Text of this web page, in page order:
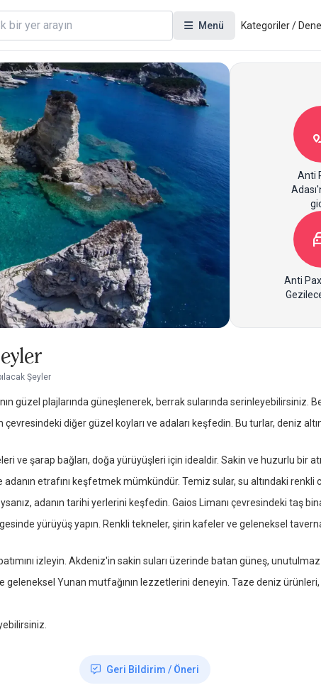
Menü Kategoriler /
Anti
Anti
Şeyler
güzel plajlarında güneşlenerek, berrak sularında serinleyebilirsiniz.
çevresindeki diğer güzel koyları ve adaları keşfedin. Bu turlar, deniz
ve şarap bağları, doğa yürüyüşleri için idealdir. Sakin ve huzurlu bir
adanın etrafını keşfetmek mümkündür. Temiz sular, su altındaki
adanın tarihi yerlerini keşfedin. Gaios Limanı çevresindeki taş
yürüyüş yapın. Renkli tekneler, şirin kafeler ve geleneksel
izleyin. Akdeniz'in sakin suları üzerinde batan güneş,
geleneksel Yunan mutfağının lezzetlerini deneyin. Taze deniz
Geri Bildirim / Öneri